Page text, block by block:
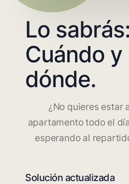
Lo sabrás:
Cuándo y
dónde.
¿No quieres estar
apartamento todo el
esperando al
Solución actualizada